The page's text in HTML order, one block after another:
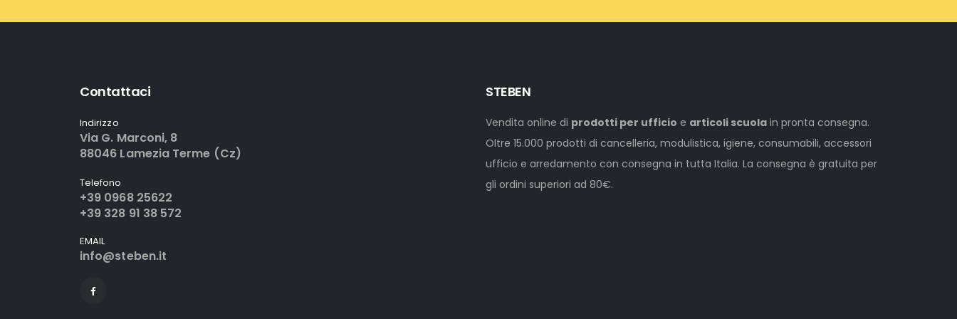
Contattaci
Indirizzo
Via G. Marconi, 8
88046 Lamezia Terme (Cz)
Telefono
+39 0968 25622
+39 328 91 38 572
EMAIL
info@steben.it
STEBEN
Vendita online di prodotti per ufficio e articoli scuola in pronta consegna.
Oltre 15.000 prodotti di cancelleria, modulistica, igiene, consumabili, accessori
ufficio e arredamento con consegna in tutta Italia. La consegna è gratuita per
gli ordini superiori ad 80€.